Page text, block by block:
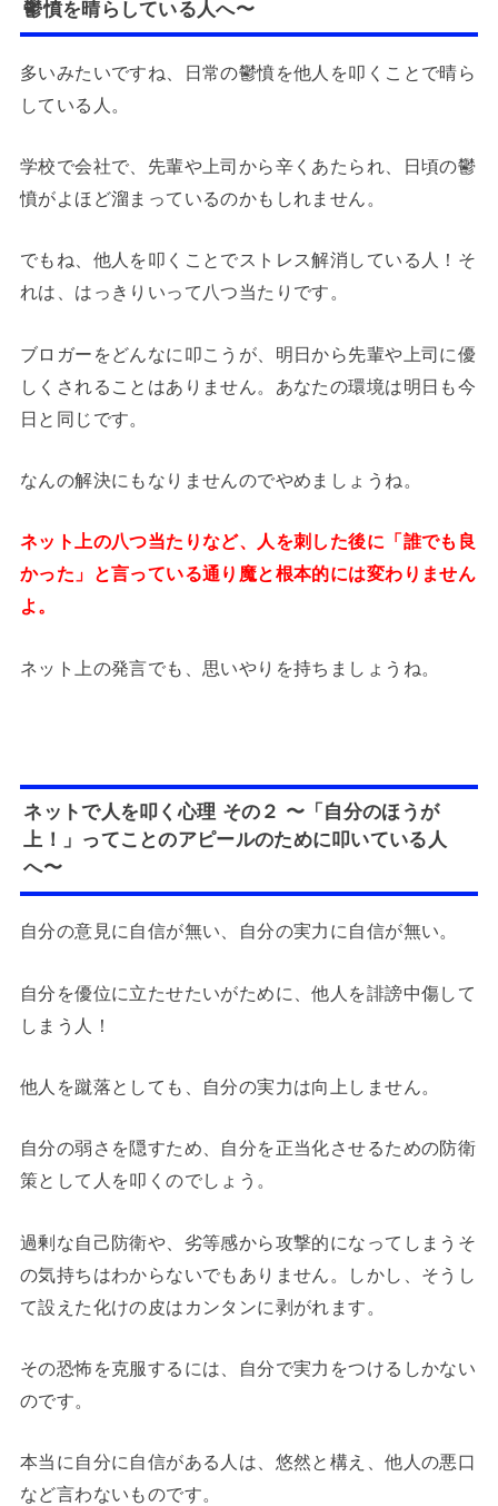
鬱憤を晴らしている人へ〜
多いみたいですね、日常の鬱憤を他人を叩くことで晴ら
している人。
学校で会社で、先輩や上司から辛くあたられ、日頃の鬱
憤がよほど溜まっているのかもしれません。
でもね、他人を叩くことでストレス解消している人！そ
れは、はっきりいって八つ当たりです。
ブロガーをどんなに叩こうが、明日から先輩や上司に優
しくされることはありません。あなたの環境は明日も今
日と同じです。
なんの解決にもなりませんのでやめましょうね。
ネット上の八つ当たりなど、人を刺した後に「誰でも良
かった」と言っている通り魔と根本的には変わりません
よ。
ネット上の発言でも、思いやりを持ちましょうね。
ネットで人を叩く心理 その２ 〜「自分のほうが
上！」ってことのアピールのために叩いている人
へ〜
自分の意見に自信が無い、自分の実力に自信が無い。
自分を優位に立たせたいがために、他人を誹謗中傷して
しまう人！
他人を蹴落としても、自分の実力は向上しません。
自分の弱さを隠すため、自分を正当化させるための防衛
策として人を叩くのでしょう。
過剰な自己防衛や、劣等感から攻撃的になってしまうそ
の気持ちはわからないでもありません。しかし、そうし
て設えた化けの皮はカンタンに剥がれます。
その恐怖を克服するには、自分で実力をつけるしかない
のです。
本当に自分に自信がある人は、悠然と構え、他人の悪口
など言わないものです。